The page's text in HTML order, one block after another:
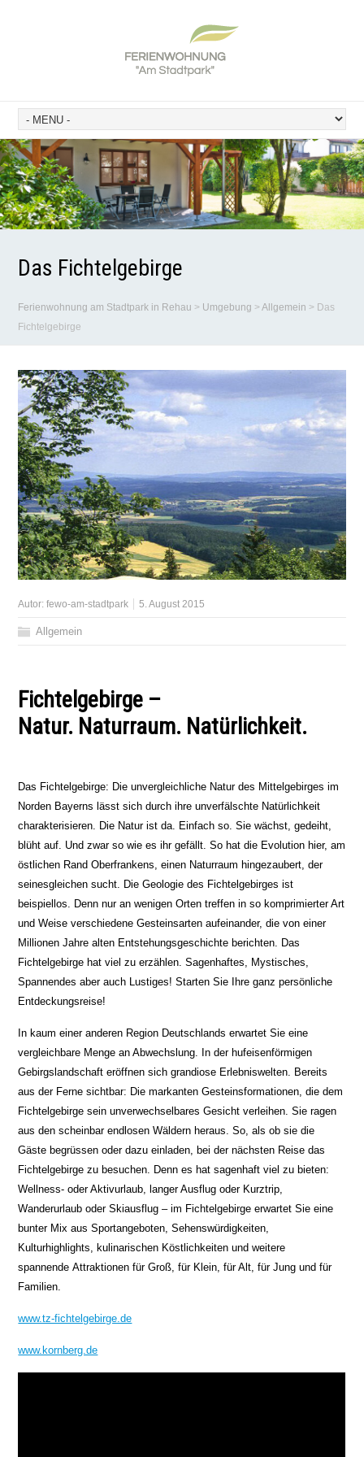
Das Fichtelgebirge
Ferienwohnung am Stadtpark in Rehau > Umgebung >Allgemein > Das
Fichtelgebirge
Autor:fewo-am-stadtpark 5. August 2015
Allgemein
Fichtelgebirge –
Natur. Naturraum. Natürlichkeit.
Das Fichtelgebirge: Die unvergleichliche Natur des Mittelgebirges im
Norden Bayerns lässt sich durch ihre unverfälschte Natürlichkeit
charakterisieren. Die Natur ist da. Einfach so. Sie wächst, gedeiht,
blüht auf. Und zwar so wie es ihr gefällt. So hat die Evolution hier, am
östlichen Rand Oberfrankens, einen Naturraum hingezaubert, der
seinesgleichen sucht. Die Geologie des Fichtelgebirges ist
beispiellos. Denn nur an wenigen Orten treffen in so komprimierter Art
und Weise verschiedene Gesteinsarten aufeinander, die von einer
Millionen Jahre alten Entstehungsgeschichte berichten. Das
Fichtelgebirge hat viel zu erzählen. Sagenhaftes, Mystisches,
Spannendes aber auch Lustiges! Starten Sie Ihre ganz persönliche
Entdeckungsreise!
In kaum einer anderen Region Deutschlands erwartet Sie eine
vergleichbare Menge an Abwechslung. In der hufeisenförmigen
Gebirgslandschaft eröffnen sich grandiose Erlebniswelten. Bereits
aus der Ferne sichtbar: Die markanten Gesteinsformationen, die dem
Fichtelgebirge sein unverwechselbares Gesicht verleihen. Sie ragen
aus den scheinbar endlosen Wäldern heraus. So, als ob sie die
Gäste begrüssen oder dazu einladen, bei der nächsten Reise das
Fichtelgebirge zu besuchen. Denn es hat sagenhaft viel zu bieten:
Wellness- oder Aktivurlaub, langer Ausflug oder Kurztrip,
Wanderurlaub oder Skiausflug – im Fichtelgebirge erwartet Sie eine
bunter Mix aus Sportangeboten, Sehenswürdigkeiten,
Kulturhighlights, kulinarischen Köstlichkeiten und weitere
spannende Attraktionen für Groß, für Klein, für Alt, für Jung und für
Familien.
www.tz-fichtelgebirge.de
www.kornberg.de